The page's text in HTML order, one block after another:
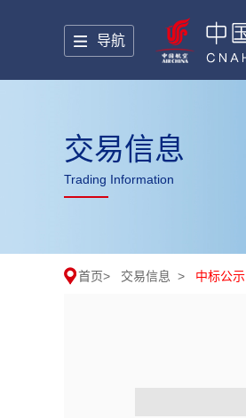
导航
交易信息
Trading Information
首页> 交易信息 > 中标公示